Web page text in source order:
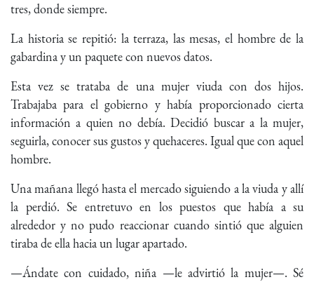
tres, donde siempre.
La historia se repitió: la terraza, las mesas, el hombre de la
gabardina y un paquete con nuevos datos.
Esta vez se trataba de una mujer viuda con dos hijos.
Trabajaba para el gobierno y había proporcionado cierta
información a quien no debía. Decidió buscar a la mujer,
seguirla, conocer sus gustos y quehaceres. Igual que con aquel
hombre.
Una mañana llegó hasta el mercado siguiendo a la viuda y allí
la perdió. Se entretuvo en los puestos que había a su
alrededor y no pudo reaccionar cuando sintió que alguien
tiraba de ella hacia un lugar apartado.
—Ándate con cuidado, niña —le advirtió la mujer—. Sé